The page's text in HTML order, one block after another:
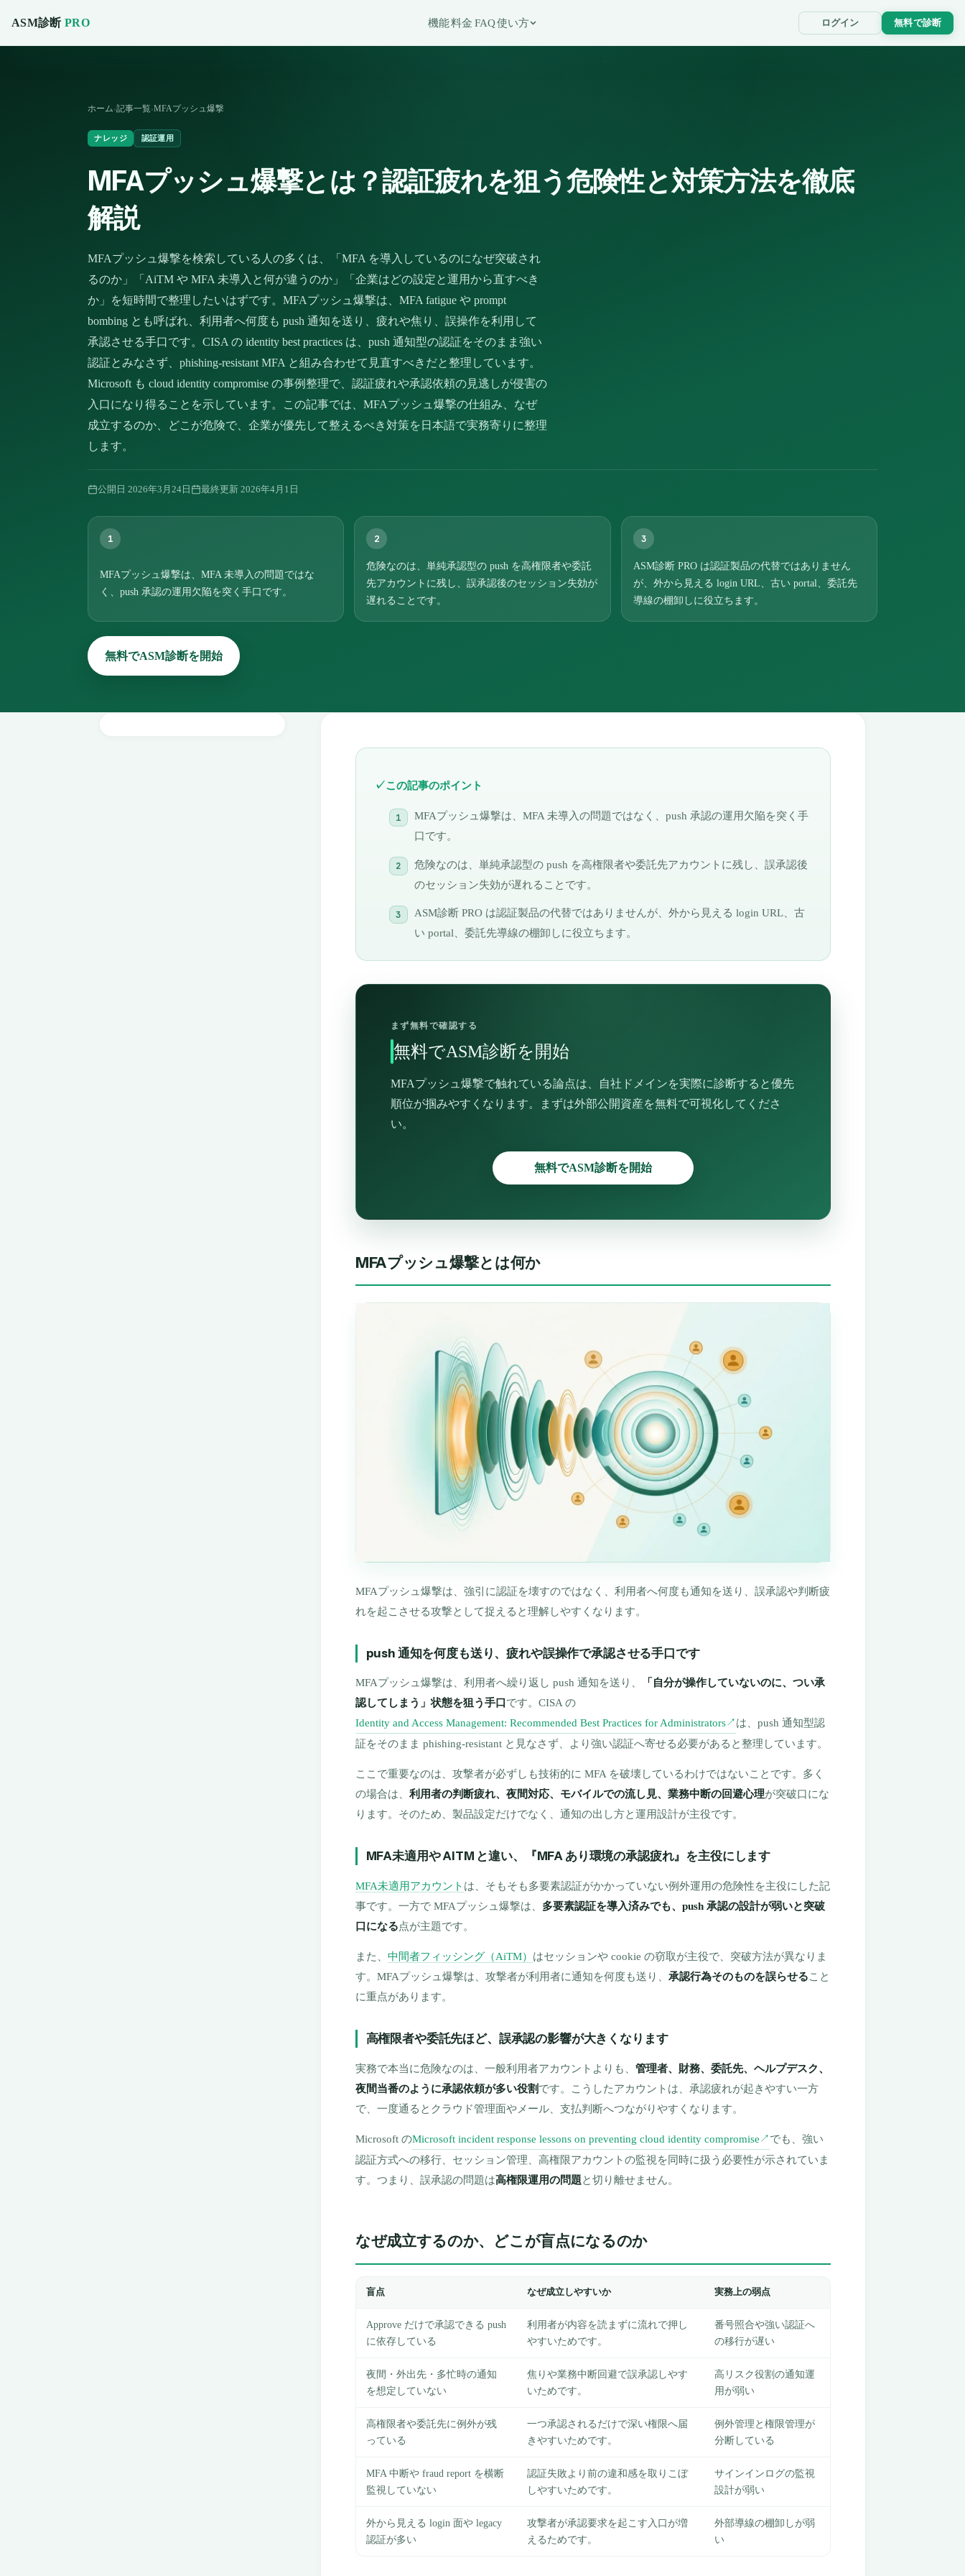
ASM診断 PRO 機能料金 FAQ使い方 ログイン 無料で診断
ホーム›記事一覧›MFAプッシュ爆撃
ナレッジ 認証運用
MFAプッシュ爆撃とは？認証疲れを狙う危険性と対策方法を徹底
解説
MFAプッシュ爆撃を検索している人の多くは、「MFA を導入しているのになぜ突破され
るのか」「AiTM や MFA 未導入と何が違うのか」「企業はどの設定と運用から直すべき
か」を短時間で整理したいはずです。MFAプッシュ爆撃は、MFA fatigue や prompt
bombing とも呼ばれ、利用者へ何度も push 通知を送り、疲れや焦り、誤操作を利用して
承認させる手口です。CISA の identity best practices は、push 通知型の認証をそのまま強い
認証とみなさず、phishing-resistant MFA と組み合わせて見直すべきだと整理しています。
Microsoft も cloud identity compromise の事例整理で、認証疲れや承認依頼の見逃しが侵害の
入口になり得ることを示しています。この記事では、MFAプッシュ爆撃の仕組み、なぜ
成立するのか、どこが危険で、企業が優先して整えるべき対策を日本語で実務寄りに整理
します。
公開日2026年3月24日 最終更新2026年4月1日
1
MFAプッシュ爆撃は、MFA 未導入の問題ではな
く、push 承認の運用欠陥を突く手口です。
2
危険なのは、単純承認型の push を高権限者や委託
先アカウントに残し、誤承認後のセッション失効が
遅れることです。
3
ASM診断 PRO は認証製品の代替ではありません
が、外から見える login URL、古い portal、委託先
導線の棚卸しに役立ちます。
無料でASM診断を開始
この記事のポイント
MFAプッシュ爆撃は、MFA 未導入の問題ではなく、push 承認の運用欠陥を突く手
口です。
危険なのは、単純承認型の push を高権限者や委託先アカウントに残し、誤承認後
のセッション失効が遅れることです。
ASM診断 PRO は認証製品の代替ではありませんが、外から見える login URL、古
い portal、委託先導線の棚卸しに役立ちます。
まず無料で確認する
無料でASM診断を開始
MFAプッシュ爆撃で触れている論点は、自社ドメインを実際に診断すると優先
順位が掴みやすくなります。まずは外部公開資産を無料で可視化してくださ
い。
無料でASM診断を開始
MFAプッシュ爆撃とは何か
MFAプッシュ爆撃は、強引に認証を壊すのではなく、利用者へ何度も通知を送り、誤承認や判断疲
れを起こさせる攻撃として捉えると理解しやすくなります。
push 通知を何度も送り、疲れや誤操作で承認させる手口です
MFAプッシュ爆撃は、利用者へ繰り返し push 通知を送り、
「自分が操作していないのに、つい承
認してしまう」状態を狙う手口です。CISA の
Identity and Access Management: Recommended Best Practices for Administrators↗ は、push 通知型認
証をそのまま phishing-resistant と見なさず、より強い認証へ寄せる必要があると整理しています。
ここで重要なのは、攻撃者が必ずしも技術的に MFA を破壊しているわけではないことです。多く
の場合は、 利用者の判断疲れ、夜間対応、モバイルでの流し見、業務中断の回避心理が突破口にな
ります。そのため、製品設定だけでなく、通知の出し方と運用設計が主役です。
MFA未適用や AiTM と違い、『MFA あり環境の承認疲れ』を主役にします
MFA未適用アカウント は、そもそも多要素認証がかかっていない例外運用の危険性を主役にした記
事です。一方で MFAプッシュ爆撃は、 多要素認証を導入済みでも、push 承認の設計が弱いと突破
口になる点が主題です。
また、 中間者フィッシング（AiTM） はセッションや cookie の窃取が主役で、突破方法が異なりま
す。MFAプッシュ爆撃は、攻撃者が利用者に通知を何度も送り、 承認行為そのものを誤らせること
に重点があります。
高権限者や委託先ほど、誤承認の影響が大きくなります
実務で本当に危険なのは、一般利用者アカウントよりも、 管理者、財務、委託先、ヘルプデスク、
夜間当番のように承認依頼が多い役割です。こうしたアカウントは、承認疲れが起きやすい一方
で、一度通るとクラウド管理面やメール、支払判断へつながりやすくなります。
Microsoft のMicrosoft incident response lessons on preventing cloud identity compromise ↗ でも、強い
認証方式への移行、セッション管理、高権限アカウントの監視を同時に扱う必要性が示されていま
す。つまり、誤承認の問題は高権限運用の問題と切り離せません。
なぜ成立するのか、どこが盲点になるのか
盲点 なぜ成立しやすいか 実務上の弱点
Approve だけで承認できる push
に依存している
利用者が内容を読まずに流れで押し
やすいためです。
番号照合や強い認証へ
の移行が遅い
夜間・外出先・多忙時の通知
を想定していない
焦りや業務中断回避で誤承認しやす
いためです。
高リスク役割の通知運
用が弱い
高権限者や委託先に例外が残
っている
一つ承認されるだけで深い権限へ届
きやすいためです。
例外管理と権限管理が
分断している
MFA 中断や fraud report を横断
監視していない
認証失敗より前の違和感を取りこぼ
しやすいためです。
サインインログの監視
設計が弱い
外から見える login 面や legacy
認証が多い
攻撃者が承認要求を起こす入口が増
えるためです。
外部導線の棚卸しが弱
い